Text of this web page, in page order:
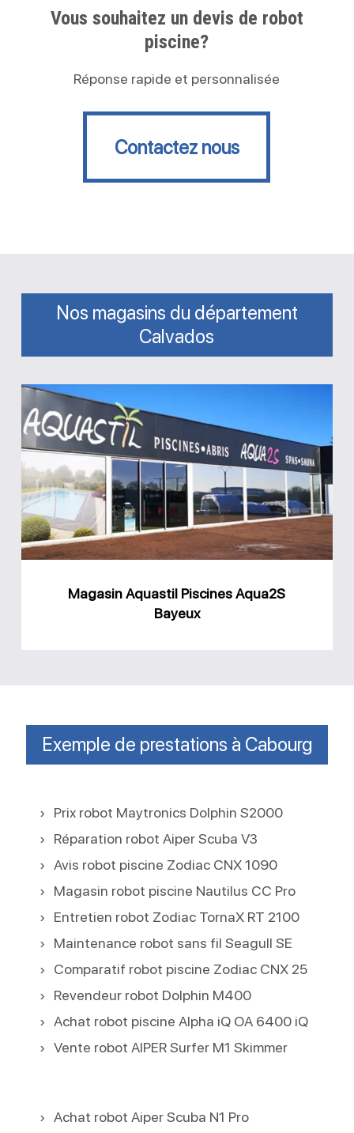
Vous souhaitez un devis de robot
piscine?
Réponse rapide et personnalisée
Contactez nous
Contactez nous
Nos magasins du département
Calvados
Aquastil
Piscines
Aqua2S
Bayeux
Magasin Aquastil Piscines Aqua2S
Bayeux
Exemple de prestations à Cabourg
Prix robot Maytronics Dolphin S2000
Réparation robot Aiper Scuba V3
Avis robot piscine Zodiac CNX 1090
Magasin robot piscine Nautilus CC Pro
Entretien robot Zodiac TornaX RT 2100
Maintenance robot sans fil Seagull SE
Comparatif robot piscine Zodiac CNX 25
Revendeur robot Dolphin M400
Achat robot piscine Alpha iQ OA 6400 iQ
Vente robot AIPER Surfer M1 Skimmer
Achat robot Aiper Scuba N1 Pro